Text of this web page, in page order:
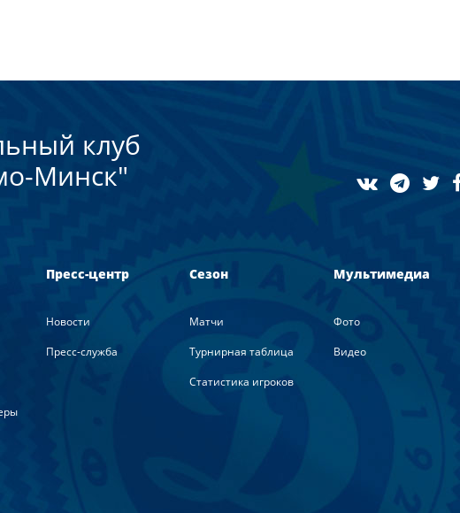
клуб
Минск"
Пресс-центр
Новости
Пресс-служба
Сезон
Матчи
Турнирная таблица
Статистика игроков
Мультимедиа
Фото
Видео